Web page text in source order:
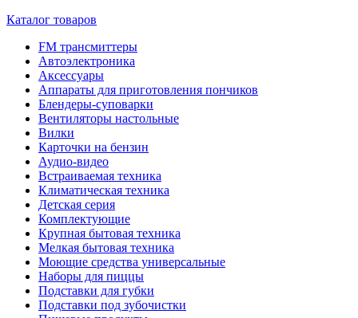
Каталог товаров
FM трансмиттеры
Автоэлектроника
Аксессуары
Аппараты для приготовления пончиков
Блендеры-суповарки
Вентиляторы настольные
Вилки
Карточки на бензин
Аудио-видео
Встраиваемая техника
Климатическая техника
Детская серия
Комплектующие
Крупная бытовая техника
Мелкая бытовая техника
Моющие средства универсальные
Наборы для пиццы
Подставки для губки
Подставки под зубочистки